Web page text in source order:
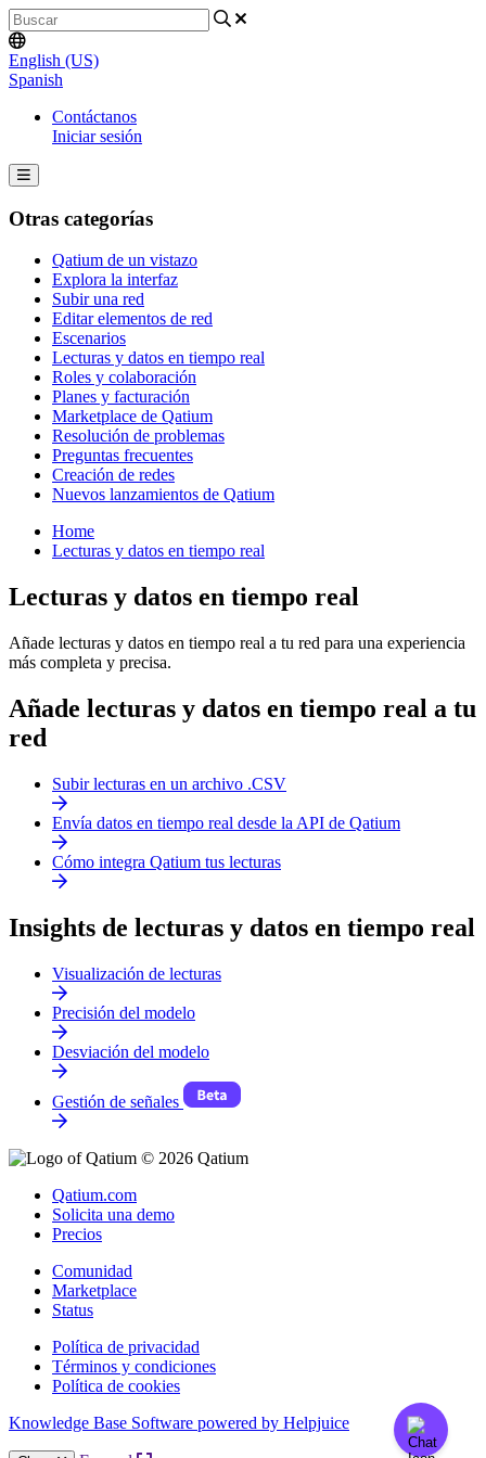
English (US)
Spanish
Contáctanos
Iniciar sesión
Otras categorías
Qatium de un vistazo
Explora la interfaz
Subir una red
Editar elementos de red
Escenarios
Lecturas y datos en tiempo real
Roles y colaboración
Planes y facturación
Marketplace de Qatium
Resolución de problemas
Preguntas frecuentes
Creación de redes
Nuevos lanzamientos de Qatium
Home
Lecturas y datos en tiempo real
Lecturas y datos en tiempo real
Añade lecturas y datos en tiempo real a tu red para una experiencia
más completa y precisa.
Añade lecturas y datos en tiempo real a tu
red
Subir lecturas en un archivo .CSV
Envía datos en tiempo real desde la API de Qatium
Cómo integra Qatium tus lecturas
Insights de lecturas y datos en tiempo real
Visualización de lecturas
Precisión del modelo
Desviación del modelo
Gestión de señales
© 2026 Qatium
Qatium.com
Solicita una demo
Precios
Comunidad
Marketplace
Status
Política de privacidad
Términos y condiciones
Política de cookies
Knowledge Base Software powered by Helpjuice